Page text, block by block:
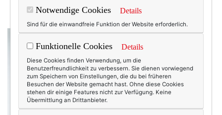
Notwendige Cookies Details
Sind für die einwandfreie Funktion der Website erforderlich.
Funktionelle Cookies Details
Diese Cookies finden Verwendung, um die
Benutzerfreundlichkeit zu verbessern. Sie dienen vorwiegend
zum Speichern von Einstellungen, die du bei früheren
Besuchen der Website gemacht hast. Ohne diese Cookies
stehen dir einige Features nicht zur Verfügung. Keine
Übermittlung an Drittanbieter.